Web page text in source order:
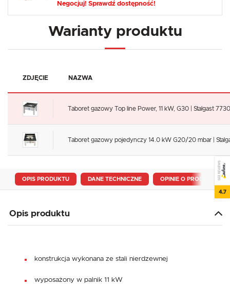
Negocjuj! Sprawdź dostępność!
Warianty produktu
ZDJĘCIE NAZWA
Taboret gazowy Top line Power, 11 kW, G30 | Stalgast
Taboret gazowy pojedynczy 14.0 kW G20/20 mbar |
OPIS PRODUKTU DANE TECHNICZNE OPINIE O PRODUKCIE
Opis produktu
konstrukcja wykonana ze stali nierdzewnej
wyposażony w palnik 11 kW
SEE REVIEWS
4.7